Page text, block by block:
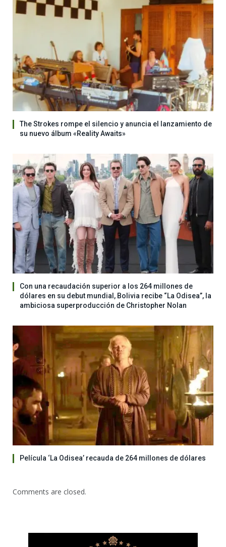
The Strokes rompe el silencio y anuncia el lanzamiento de
su nuevo álbum «Reality Awaits»
Con una recaudación superior a los 264 millones de
dólares en su debut mundial, Bolivia recibe “La Odisea”, la
ambiciosa superproducción de Christopher Nolan
Película ‘La Odisea’ recauda de 264 millones de dólares
Comments are closed.